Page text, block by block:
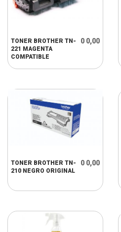
TONER BROTHER TN-
221 MAGENTA
COMPATIBLE
0 0,00
TONER BROTHER TN-
210 NEGRO ORIGINAL
0 0,00